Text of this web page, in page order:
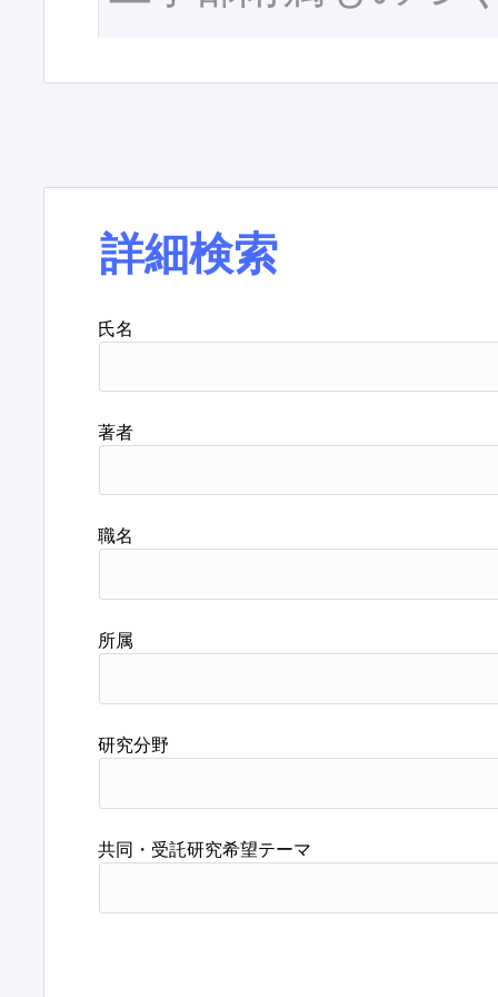
詳細検索
氏名
著者
職名
所属
研究分野
共同・受託研究希望テーマ